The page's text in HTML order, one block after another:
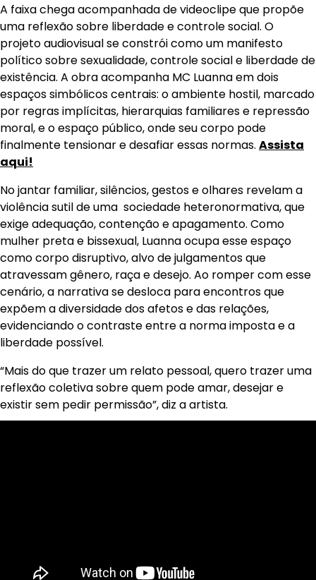
A faixa chega acompanhada de videoclipe que propõe
uma reflexão sobre liberdade e controle social. O
projeto audiovisual se constrói como um manifesto
político sobre sexualidade, controle social e liberdade de
existência. A obra acompanha MC Luanna em dois
espaços simbólicos centrais: o ambiente hostil, marcado
por regras implícitas, hierarquias familiares e repressão
moral, e o espaço público, onde seu corpo pode
finalmente tensionar e desafiar essas normas. Assista
aqui!
No jantar familiar, silêncios, gestos e olhares revelam a
violência sutil de uma sociedade heteronormativa, que
exige adequação, contenção e apagamento. Como
mulher preta e bissexual, Luanna ocupa esse espaço
como corpo disruptivo, alvo de julgamentos que
atravessam gênero, raça e desejo. Ao romper com esse
cenário, a narrativa se desloca para encontros que
expõem a diversidade dos afetos e das relações,
evidenciando o contraste entre a norma imposta e a
liberdade possível.
“Mais do que trazer um relato pessoal, quero trazer uma
reflexão coletiva sobre quem pode amar, desejar e
existir sem pedir permissão”, diz a artista.